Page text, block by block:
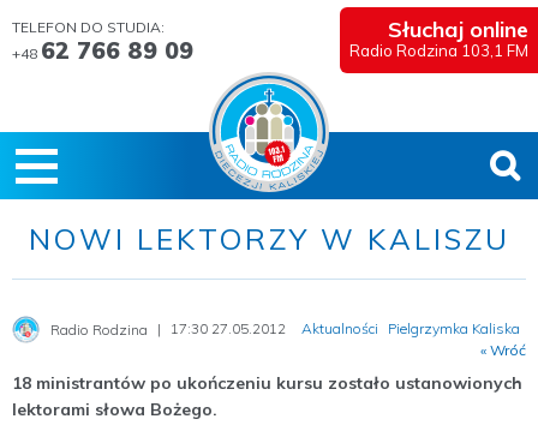
TELEFON DO STUDIA:
+48 62 766 89 09
Słuchaj online
Radio Rodzina 103,1 FM
NOWI LEKTORZY W KALISZU
Radio Rodzina 17:30 27.05.2012 Aktualności
Pielgrzymka Kaliska
« Wróć
18 ministrantów po ukończeniu kursu zostało ustanowionych
lektorami słowa Bożego.